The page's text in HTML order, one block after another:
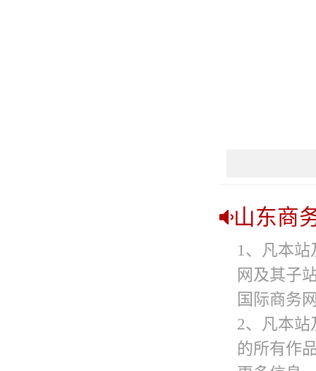
山东商
1、凡本
网及其子
国际商务
2、凡本站
的所有作